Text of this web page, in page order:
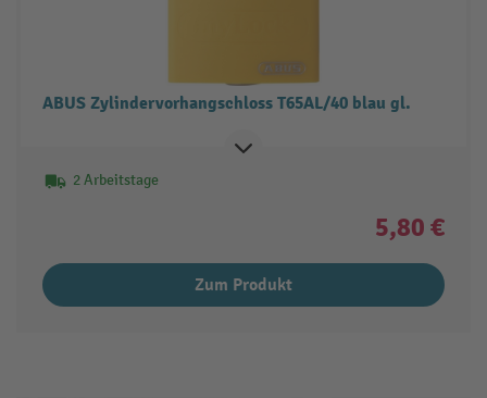
ABUS Zylindervorhangschloss T65AL/40 blau gl.
2 Arbeitstage
5,80 €
Zum Produkt